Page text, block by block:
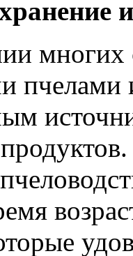
многих
пчелами